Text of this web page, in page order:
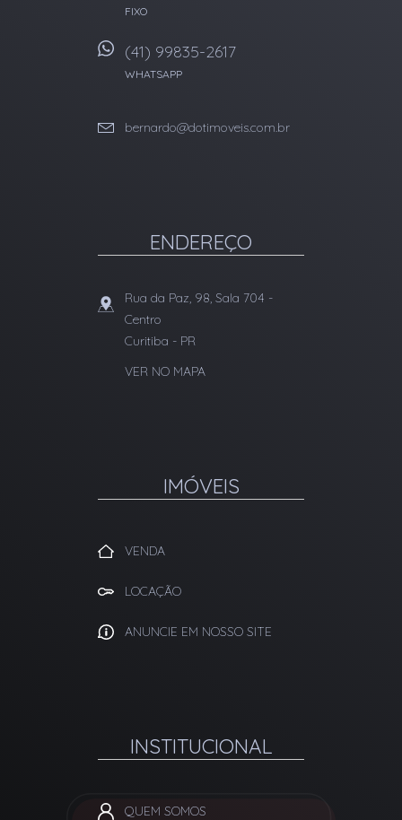
FIXO
(41) 99835-2617
WHATSAPP
bernardo@dotimoveis.com.br
ENDEREÇO
Rua da Paz, 98, Sala 704 -
Centro
Curitiba - PR
VER NO MAPA
IMÓVEIS
VENDA
LOCAÇÃO
ANUNCIE EM NOSSO SITE
INSTITUCIONAL
QUEM SOMOS